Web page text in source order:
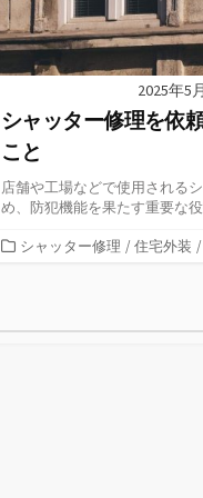
2025年5
シャッター修理を依
こと
店舗や工場などで使用される
め、防犯機能を果たす重要な
カ
ー
シャッター修理 / 住宅外装 /